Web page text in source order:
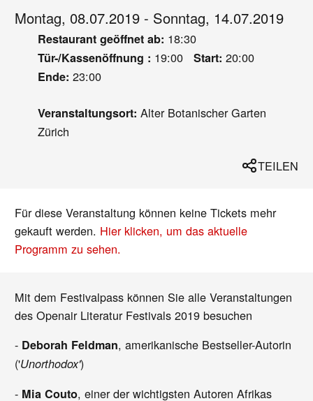
Montag, 08.07.2019 - Sonntag, 14.07.2019
Restaurant geöffnet ab: 18:30
Tür-/Kassenöffnung : 19:00 Start: 20:00
Ende: 23:00
Veranstaltungsort: Alter Botanischer Garten
Zürich
TEILEN
Für diese Veranstaltung können keine Tickets mehr
gekauft werden. Hier klicken, um das aktuelle
Programm zu sehen.
Mit dem Festivalpass können Sie alle Veranstaltungen
des Openair Literatur Festivals 2019 besuchen
- Deborah Feldman, amerikanische Bestseller-Autorin
('Unorthodox')
- Mia Couto, einer der wichtigsten Autoren Afrikas